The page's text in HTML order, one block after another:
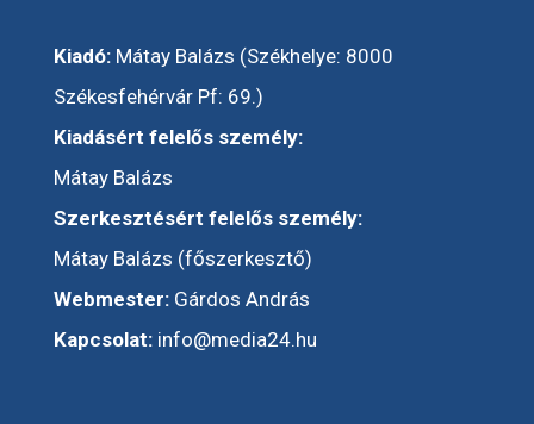
Kiadó:Mátay Balázs (Székhelye: 8000
Székesfehérvár Pf: 69.)
Kiadásért felelős személy:
Mátay Balázs
Szerkesztésért felelős személy:
Mátay Balázs (főszerkesztő)
Webmester:Gárdos András
Kapcsolat: info@media24.hu